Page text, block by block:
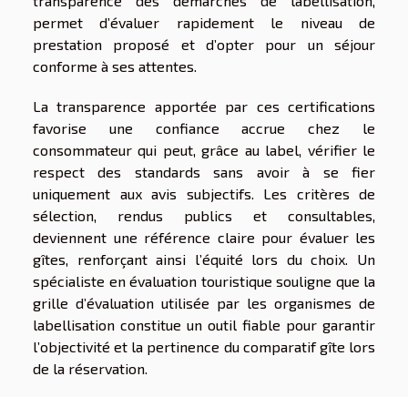
permet d’évaluer rapidement le niveau de
prestation proposé et d’opter pour un séjour
conforme à ses attentes.
La transparence apportée par ces certifications
favorise une confiance accrue chez le
consommateur qui peut, grâce au label, vérifier le
respect des standards sans avoir à se fier
uniquement aux avis subjectifs. Les critères de
sélection, rendus publics et consultables,
deviennent une référence claire pour évaluer les
gîtes, renforçant ainsi l’équité lors du choix. Un
spécialiste en évaluation touristique souligne que la
grille d’évaluation utilisée par les organismes de
labellisation constitue un outil fiable pour garantir
l’objectivité et la pertinence du comparatif gîte lors
de la réservation.